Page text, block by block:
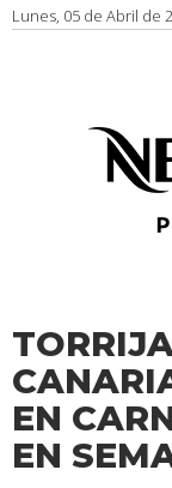
Lunes, 05 de Abril de
EN
EN